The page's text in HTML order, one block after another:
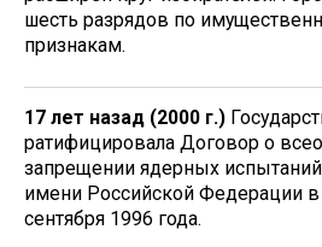
шесть разрядов по
признакам.
17 лет назад (2000 г.)
ратифицировала Договор о
запрещении ядерных
имени Российской Федерации
сентября 1996 года.